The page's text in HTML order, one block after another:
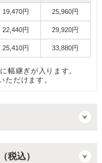
19,470円
22,440円
25,410円
25,960円
29,920円
33,880円
幅継ぎが入ります。
だけます。
税込）